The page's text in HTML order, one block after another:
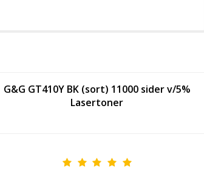
G&G GT410Y BK (sort) 11000 sider v/5%
Lasertoner